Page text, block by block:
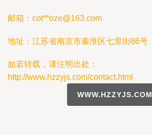
邮箱：cot**oze@163.com
地址：江苏省南京市秦淮区七里街86号
如若转载，请注明出处：
http://www.hzzyjs.com/contact.html
WWW.HZZYJS.COM